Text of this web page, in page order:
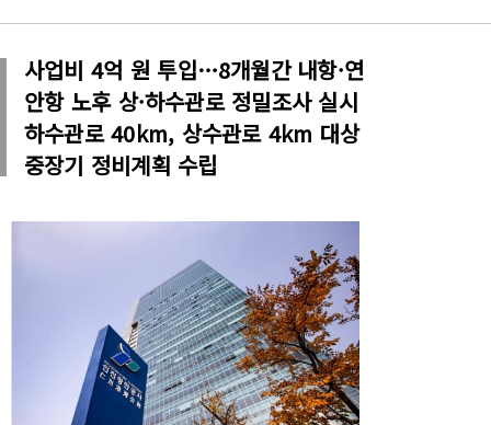
사업비 4억 원 투입…8개월간 내항·연
안항 노후 상·하수관로 정밀조사 실시
하수관로 40km, 상수관로 4km 대상
중장기 정비계획 수립